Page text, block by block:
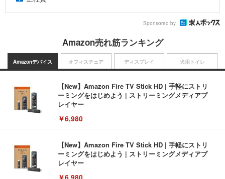
Sponsored by
Amazon売れ筋ランキング
Amazonデバイス
【New】Amazon Fire TV Stick HD | 手軽にストリ
ーミングをはじめよう | ストリーミングメディアプ
レイヤー
￥6,980
【New】Amazon Fire TV Stick HD | 手軽にストリ
ーミングをはじめよう | ストリーミングメディアプ
レイヤー
￥6,980
オフィスチェア ディスプレイ 犬用トイレ